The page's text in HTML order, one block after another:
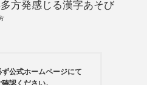
方発感じる漢字あそび
公式ホームページにて
認ください。